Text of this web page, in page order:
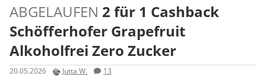
ABGELAUFEN 2 für 1 Cashback
Schöfferhofer Grapefruit
Alkoholfrei Zero Zucker
20.05.2026 Jutta W. 13